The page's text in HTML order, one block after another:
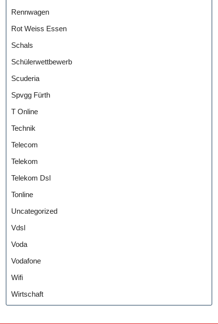
Rennwagen
Rot Weiss Essen
Schals
Schülerwettbewerb
Scuderia
Spvgg Fürth
T Online
Technik
Telecom
Telekom
Telekom Dsl
Tonline
Uncategorized
Vdsl
Voda
Vodafone
Wifi
Wirtschaft